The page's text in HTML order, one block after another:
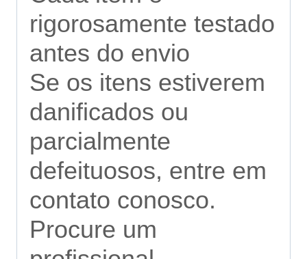
rigorosamente testado
antes do envio
Se os itens estiverem
danificados ou
parcialmente
defeituosos, entre em
contato conosco.
Procure um